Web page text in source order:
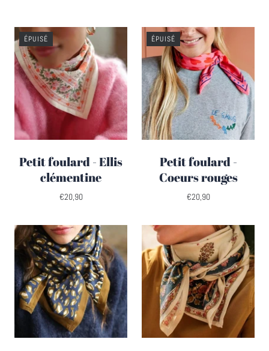
ÉPUISÉ
Petit foulard - Ellis
clémentine
€20,90
ÉPUISÉ
Petit foulard -
Coeurs rouges
€20,90